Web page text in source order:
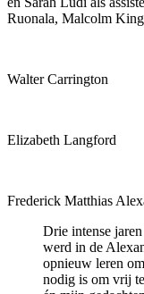
Ruonala, Malcolm
Walter Carrington
Elizabeth Langford
Frederick Matthias
Drie intense
werd in de
opnieuw leren
nodig is om vrij